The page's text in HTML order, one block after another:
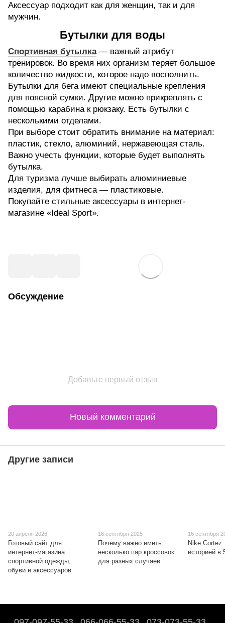
Аксессуар подходит как для женщин, так и для
мужчин.
Бутылки для воды
Спортивная бутылка— важный атрибут
тренировок. Во время них организм теряет большое
количество жидкости, которое надо восполнить.
Бутылки для бега имеют специальные крепления
для поясной сумки. Другие можно прикреплять с
помощью карабина к рюкзаку. Есть бутылки с
несколькими отделами.
При выборе стоит обратить внимание на материал:
пластик, стекло, алюминий, нержавеющая сталь.
Важно учесть функции, которые будет выполнять
бутылка.
Для туризма лучше выбирать алюминиевые
изделия, для фитнеса — пластиковые.
Покупайте стильные аксессуары в интернет-
магазине «Ideal Sport».
Обсуждение
Добавьте первый отзыв
Новый комментарий
Другие записи
20 апреля 2026
Готовый сайт для
интернет-магазина
спортивной одежды,
обуви и аксессуаров
16 сентября 2025
Почему важно иметь
несколько пар кроссовок
для разных случаев
16 сентября
Nike
историей в